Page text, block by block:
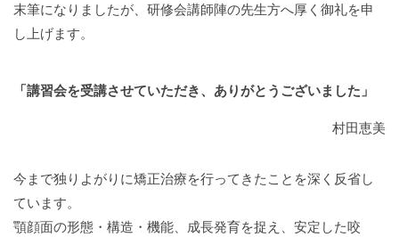
末筆になりましたが、研修会講師陣の先生方へ厚く御礼を申
し上げます。
「講習会を受講させていただき、ありがとうございました」
村田恵美
今まで独りよがりに矯正治療を行ってきたことを深く反省し
ています。
顎顔面の形態・構造・機能、成長発育を捉え、安定した咬